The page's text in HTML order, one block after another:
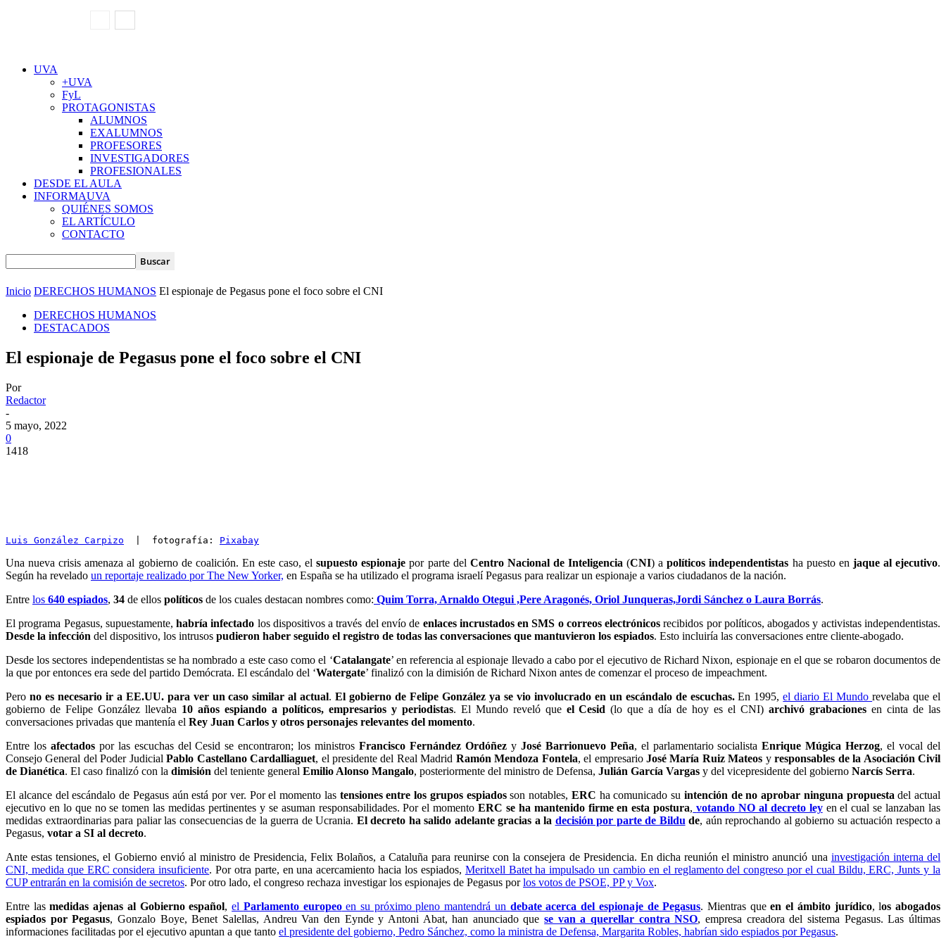
UVA
+UVA
FyL
PROTAGONISTAS
ALUMNOS
EXALUMNOS
PROFESORES
INVESTIGADORES
PROFESIONALES
DESDE EL AULA
INFORMAUVA
QUIÉNES SOMOS
EL ARTÍCULO
CONTACTO
Inicio DERECHOS HUMANOS El espionaje de Pegasus pone el foco sobre el CNI
DERECHOS HUMANOS
DESTACADOS
El espionaje de Pegasus pone el foco sobre el CNI
Por
Redactor
-
5 mayo, 2022
0
1418
Luis González Carpizo |  fotografía: Pixabay
Una nueva crisis amenaza al gobierno de coalición. En este caso, elsupuesto espionaje por parte del Centro Nacional de Inteligencia (CNI) apolíticos independentistas ha puesto en jaque al ejecutivo.
Según ha revelado un reportaje realizado por The New Yorker, en España se ha utilizado el programa israelí Pegasus para realizar un espionaje a varios ciudadanos de la nación.
Entre los 640 espiados, 34 de ellos políticos de los cuales destacan nombres como: Quim Torra, Arnaldo Otegui ,Pere Aragonés, Oriol Junqueras,Jordi Sánchez o Laura Borrás.
El programa Pegasus, supuestamente,habría infectado los dispositivos a través del envío de enlaces incrustados en SMS o correos electrónicos recibidos por políticos, abogados y activistas independentistas.
Desde la infección del dispositivo, los intrusos pudieron haber seguido el registro de todas las conversaciones que mantuvieron los espiados. Esto incluiría las conversaciones entre cliente-abogado.
Desde los sectores independentistas se ha nombrado a este caso como el ‘Catalangate’ en referencia al espionaje llevado a cabo por el ejecutivo de Richard Nixon, espionaje en el que se robaron documentos de
la que por entonces era sede del partido Demócrata. El escándalo del ‘Watergate’ finalizó con la dimisión de Richard Nixon antes de comenzar el proceso de impeachment.
Pero no es necesario ir a EE.UU. para ver un caso similar al actual.El gobierno de Felipe González ya se vio involucrado en un escándalo de escuchas.En 1995,el diario El Mundorevelaba que el
gobierno de Felipe González llevaba 10 años espiando a políticos, empresarios y periodistas. El Mundo reveló que el Cesid (lo que a día de hoy es el CNI)archivó grabaciones en cinta de las
conversaciones privadas que mantenía el Rey Juan Carlos y otros personajes relevantes del momento.
Entre los afectadospor las escuchas del Cesid se encontraron;los ministrosFrancisco Fernández Ordóñez yJosé Barrionuevo Peña, el parlamentario socialista Enrique Múgica Herzog, el vocal del
Consejo General del Poder JudicialPablo Castellano Cardalliaguet, el presidente del Real Madrid Ramón Mendoza Fontela, el empresarioJosé María Ruiz Mateos yresponsables de la Asociación Civil
de Dianética. El caso finalizó con la dimisión del teniente general Emilio Alonso Mangalo, posteriormente del ministro de Defensa, Julián García Vargas y del vicepresidente del gobierno Narcís Serra.
El alcance del escándalo de Pegasus aún está por ver. Por el momento lastensiones entre los grupos espiadosson notables, ERC ha comunicado su intención de no aprobar ninguna propuesta del actual
ejecutivo en lo que no se tomen las medidas pertinentes y se asuman responsabilidades. Por el momento ERC se ha mantenido firme en esta postura, votando NO al decreto leyen el cual se lanzaban las
medidas extraordinarias para paliar las consecuencias de la guerra de Ucrania. El decreto ha salido adelante gracias a la decisión por parte de Bildu de, aún reprochando al gobierno su actuación respecto a
Pegasus, votar a SI al decreto.
Ante estas tensiones, el Gobierno envió al ministro de Presidencia, Felix Bolaños, a Cataluña para reunirse con la consejera de Presidencia. En dicha reunión el ministro anunció una investigación interna del
CNI, medida que ERC considera insuficiente. Por otra parte, en una acercamiento hacia los espiados, Meritxell Batet ha impulsado un cambio en el reglamento del congreso por el cual Bildu, ERC, Junts y la
CUP entrarán en la comisión de secretos. Por otro lado, el congreso rechaza investigar los espionajes de Pegasus porlos votos de PSOE, PP y Vox.
Entre lasmedidas ajenas al Gobierno español,el Parlamento europeoen su próximo pleno mantendrá un debate acerca del espionaje de Pegasus. Mientras queen el ámbito jurídico, los abogados
espiados por Pegasus, Gonzalo Boye, Benet Salellas, Andreu Van den Eynde y Antoni Abat, han anunciado que se van a querellar contra NSO, empresa creadora del sistema Pegasus. Las últimas
informaciones facilitadas por el ejecutivo apuntan a que tanto el presidente del gobierno, Pedro Sánchez, como la ministra de Defensa, Margarita Robles, habrían sido espiados por Pegasus.